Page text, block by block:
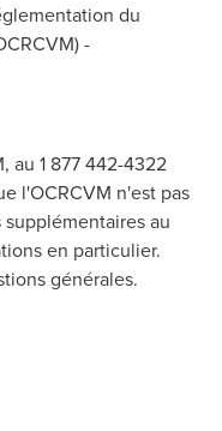
du
-
au 1 877 442-4322
l'OCRCVM n'est pas
au
en particulier.
générales.